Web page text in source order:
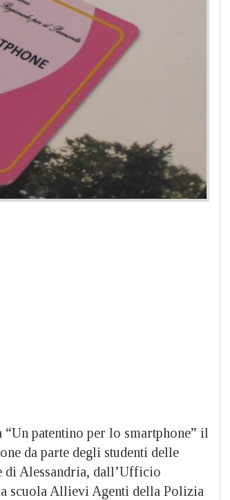
patentino per lo smartphone” il
da parte degli studenti delle
di Alessandria, dall’Ufficio
scuola Allievi Agenti della Polizia